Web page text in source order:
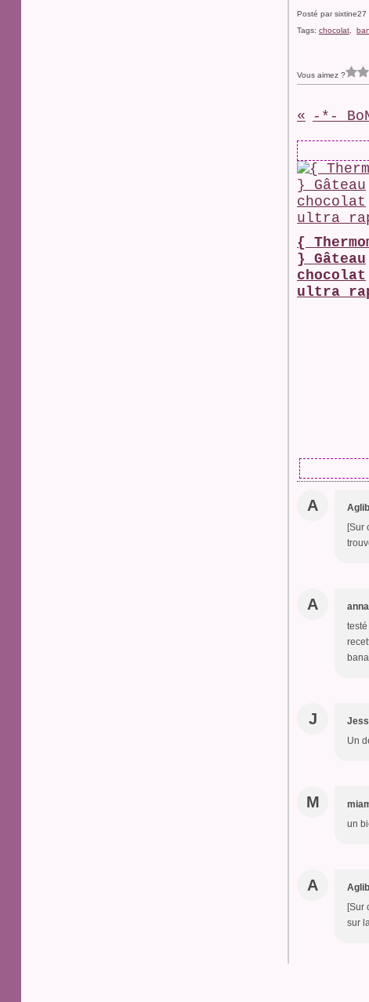
Posté par sixtine27
Tags: chocolat
Vous aimez ?
{
} Gâteau
chocolat
ultra
A
[Sur
A anna
J
Un
M
un
A
[Sur
sur